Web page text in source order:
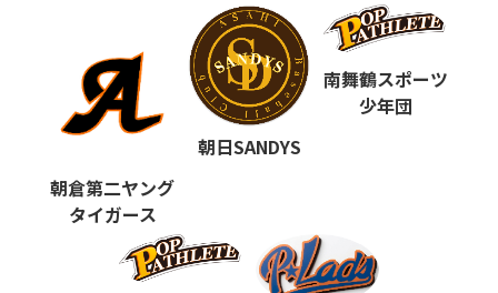
ポップアスリートカップ
第10回 ポップアスリートカップ
第9回 ポップアスリートカップ
第7回
第6回 ポップアスリートカップ
朝倉第二ヤング
タイガース
朝日SANDYS
南舞鶴スポーツ
少年団